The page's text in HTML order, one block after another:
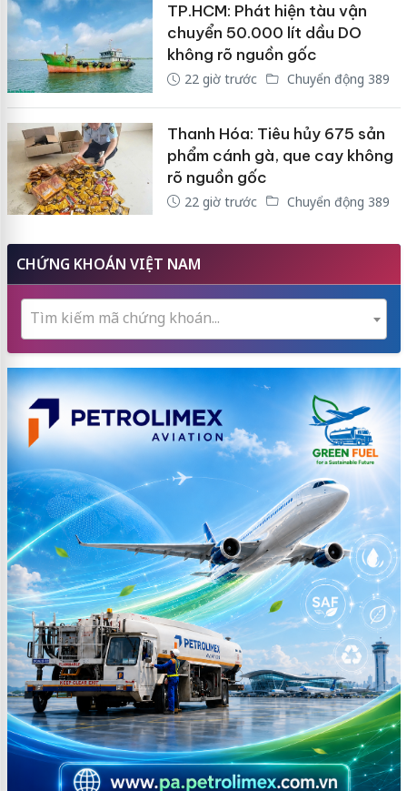
TP.HCM: Phát hiện tàu vận
chuyển 50.000 lít dầu DO
không rõ nguồn gốc
22 giờ trước Chuyển động 389
Thanh Hóa: Tiêu hủy 675 sản
phẩm cánh gà, que cay không
rõ nguồn gốc
22 giờ trước Chuyển động 389
CHỨNG KHOÁN VIỆT NAM
Tìm kiếm mã chứng khoán...